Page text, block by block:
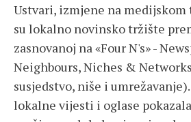
Ustvari, izmjene na
su lokalno novinsko tržište
zasnovanoj na «Four N's» -
Neighbours, Niches &
susjedstvo, niše i
lokalne vijesti i oglase